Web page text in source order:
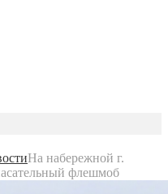
На набережной г.
флешмоб